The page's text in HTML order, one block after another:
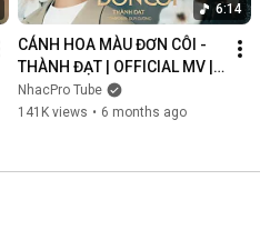
6:14
CÁNH HOA MÀU ĐƠN CÔI -
THÀNH ĐẠT | OFFICIAL MV |
Anh Nghĩ Chắc Là Ý Trời
Nhưng Buồn Lắm Người Ơi...
NhacPro Tube
141K views • 6 months ago